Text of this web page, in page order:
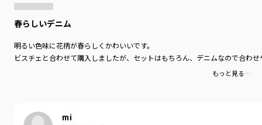
春らしいデニム
明るい色味に花柄が春らしくかわいいです。
ビスチェと合わせて購入しましたが、セットはもちろん、デニムなので合わ
もっと見る…
mi